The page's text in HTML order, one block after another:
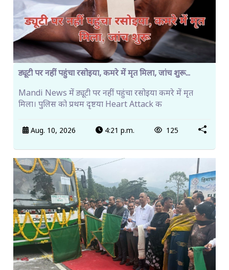
ड्यूटी पर नहीं पहुंचा रसोइया, कमरे में मृत मिला, जांच शुरू...
Mandi News में ड्यूटी पर नहीं पहुंचा रसोइया कमरे में मृत
मिला। पुलिस को प्रथम दृष्टया Heart Attack क
Aug. 10, 2026 4:21 p.m. 125